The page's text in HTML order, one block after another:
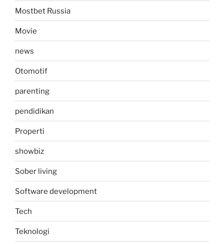
Mostbet Russia
Movie
news
Otomotif
parenting
pendidikan
Properti
showbiz
Sober living
Software development
Tech
Teknologi